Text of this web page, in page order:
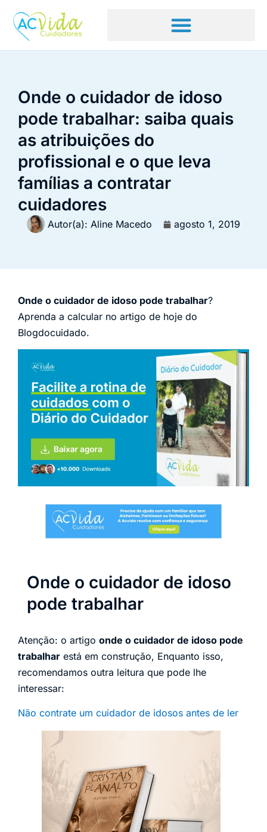
Onde o cuidador de idoso
pode trabalhar: saiba quais
as atribuições do
profissional e o que leva
famílias a contratar
cuidadores
Autor(a): Aline Macedo agosto 1, 2019
Onde o cuidador de idoso pode trabalhar?
Aprenda a calcular no artigo de hoje do
Blogdocuidado.
Onde o cuidador de idoso
pode trabalhar
Atenção: o artigo onde o cuidador de idoso pode
trabalhar está em construção, Enquanto isso,
recomendamos outra leitura que pode lhe
interessar:
Não contrate um cuidador de idosos antes de ler